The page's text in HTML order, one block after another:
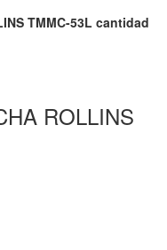
TMMC-53L cantidad
ROLLINS